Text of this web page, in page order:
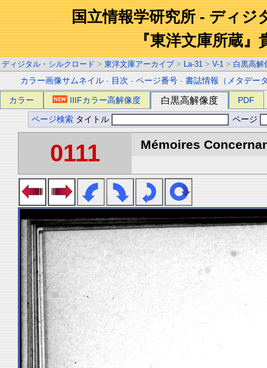
国立情報学研究所 - ディジ
『東洋文庫所蔵』
ディジタル・シルクロード > 東洋文庫アーカイブ > La-31 > V-1 > 白黒高解
カラー画像サムネイル - 目次 -ページ番号 -書誌情報（メタデー
カラー IIIFカラー高解像度 白黒高解像度 PDF
ページ検索 タイトル ページ
0111 Mémoires